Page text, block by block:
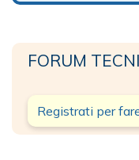
FORUM
Registrati per